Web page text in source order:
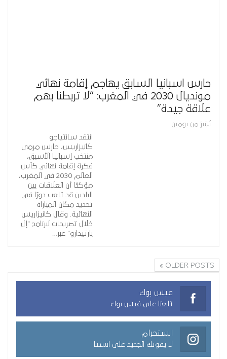
حارس اسبانيا السابق يهاجم إقامة نهائي
مونديال 2030 في المغرب: “لا تربطنا بهم
علاقة جيدة”
نُشِرَ من يومين
انتقد سانتياجو
كانيزاريس، حارس مرمى
منتخب إسبانيا الأسبق،
فكرة إقامة نهائي كأس
العالم 2030 في المغرب،
مؤكدًا أن العلاقات بين
البلدين قد تلعب دورًا في
تحديد مكان المباراة
النهائية. وقال كانيزاريس
خلال تصريحات لبرنامج "إل
بارتيدازو" عبر…
OLDER POSTS
فيس بوك
تابعنا على فيس بوك
انستجرام
لا يفوتك الجديد على انستا